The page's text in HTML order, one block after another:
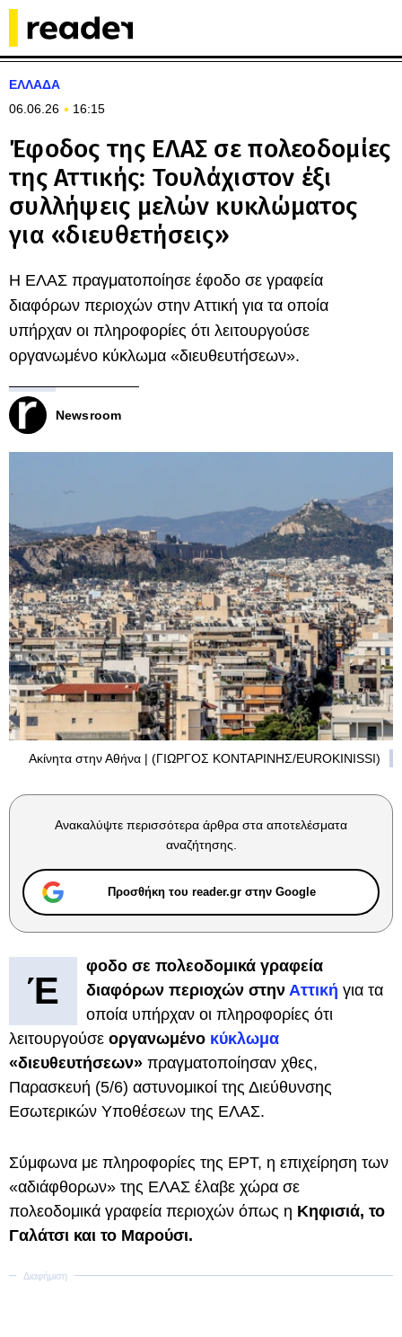
ΕΛΛΑΔΑ
06.06.26
16:15
Έφοδος της ΕΛΑΣ σε πολεοδομίες
της Αττικής: Τουλάχιστον έξι
συλλήψεις μελών κυκλώματος
για «διευθετήσεις»
H ΕΛΑΣ πραγματοποίησε έφοδο σε γραφεία
διαφόρων περιοχών στην Αττική για τα οποία
υπήρχαν οι πληροφορίες ότι λειτουργούσε
οργανωμένο κύκλωμα «διευθευτήσεων».
Newsroom
Ακίνητα στην Αθήνα | (ΓΙΩΡΓΟΣ ΚΟΝΤΑΡΙΝΗΣ/EUROKINISSI)
Ανακαλύψτε περισσότερα άρθρα στα αποτελέσματα
αναζήτησης.
Προσθήκη του reader.gr στην Google
Έ
φοδο σε πολεοδομικά γραφεία
διαφόρων περιοχών στην Αττική για τα
οποία υπήρχαν οι πληροφορίες ότι
λειτουργούσε οργανωμένο κύκλωμα
«διευθευτήσεων» πραγματοποίησαν χθες,
Παρασκευή (5/6) αστυνομικοί της Διεύθυνσης
Εσωτερικών Υποθέσεων της ΕΛΑΣ.
Σύμφωνα με πληροφορίες της ΕΡΤ, η επιχείρηση των
«αδιάφθορων» της ΕΛΑΣ έλαβε χώρα σε
πολεοδομικά γραφεία περιοχών όπως η Κηφισιά, το
Γαλάτσι και το Μαρούσι.